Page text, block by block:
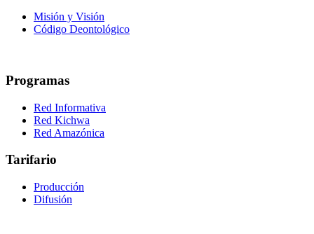
Misión y Visión
Código Deontológico
Programas
Red Informativa
Red Kichwa
Red Amazónica
Tarifario
Producción
Difusión